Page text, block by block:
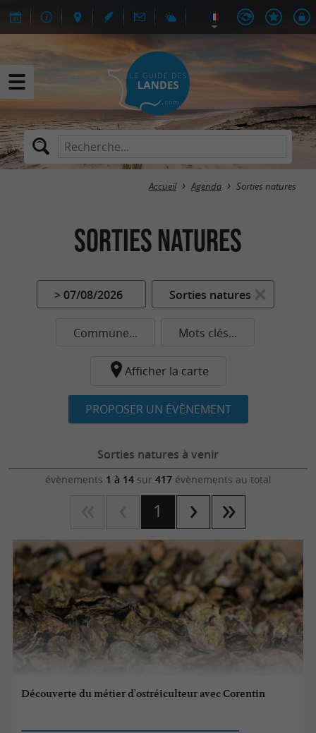
Accueil Agenda Sorties natures
Sorties natures
> 07/08/2026 Sorties natures
Commune... Mots clés...
Afficher la carte
PROPOSER UN ÉVÈNEMENT
Sorties natures à venir
évènements 1 à 14sur 417évènements au total
1
Découverte du métier d'ostréiculteur avec Corentin